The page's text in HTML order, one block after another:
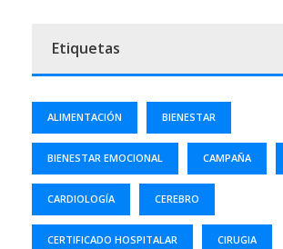
Etiquetas
ALIMENTACIÓN BIENESTAR
BIENESTAR EMOCIONAL CAMPAÑA
CARDIOLOGÍA CEREBRO
CERTIFICADO HOSPITALAR CIRUGIA